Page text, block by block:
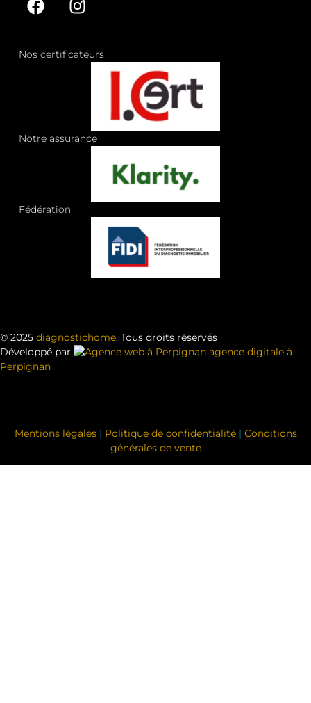
Nos certificateurs
Notre assurance
Fédération
© 2025 diagnostichome. Tous droits réservés
Développé par
agence digitale à
Perpignan
Mentions légales| Politique de confidentialité | Conditions
générales de vente